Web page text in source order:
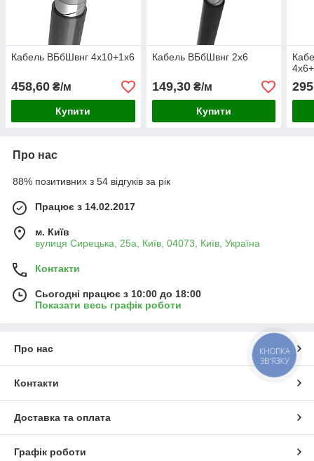
Кабель ВБбШвнг 4х10+1х6
458,60 ₴/м
Купити
Кабель ВБбШвнг 2х6
149,30₴/м
Купити
Про нас
88% позитивних з 54 відгуків за рік
Працює з 14.02.2017
м. Київ
вулиця Сирецька, 25а, Київ, 04073, Київ, Україна
Контакти
Сьогодні працює з 10:00 до 18:00
Показати весь графік роботи
Про нас
Контакти
Доставка та оплата
Графік роботи
КНОПКА
ЗВ'ЯЗКУ